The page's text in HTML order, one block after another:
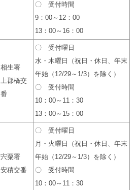
〇 受付時間
9：00～12：00
13：00～16：00
相生署
上郡橋交
番
〇 受付曜日
水・木曜日（祝日・休日、年末
年始（12/29～1/3）を除く）
〇 受付時間
10：00～11：30
13：00～15：00
宍粟署
安積交番
〇 受付曜日
月・火曜日（祝日・休日、年末
年始（12/29～1/3）を除く）
〇 受付時間
10：00～11：30